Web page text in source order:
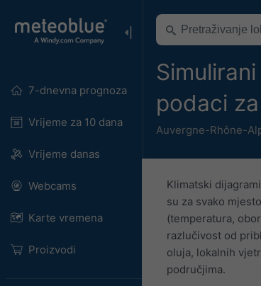
7-dnevna prognoza
Vrijeme za 10 dana
Vrijeme danas
Webcams
Karte vremena
Proizvodi
podaci
Auvergne-Rhône-
Klimatski
su za svako
(temperatura,
razlučivost od
oluja, lokalnih
područjima.